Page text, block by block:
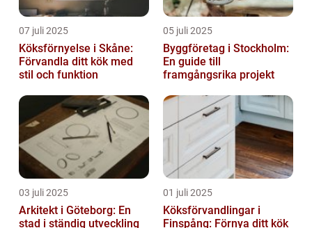
07 juli 2025
Köksförnyelse i Skåne:
Förvandla ditt kök med
stil och funktion
05 juli 2025
Byggföretag i Stockholm:
En guide till
framgångsrika projekt
03 juli 2025
Arkitekt i Göteborg: En
stad i ständig utveckling
01 juli 2025
Köksförvandlingar i
Finspång: Förnya ditt kök